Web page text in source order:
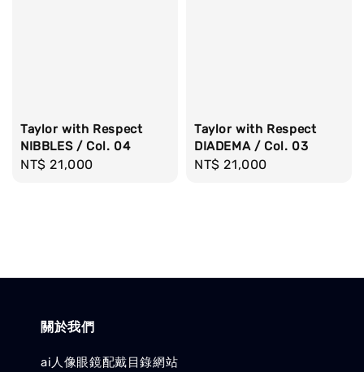
Taylor with Respect
NIBBLES / Col. 04
Regular
NT$ 21,000
Taylor with Respect
DIADEMA / Col. 03
Regular
NT$ 21,000
關於我們
ai人像眼鏡配戴目錄網站